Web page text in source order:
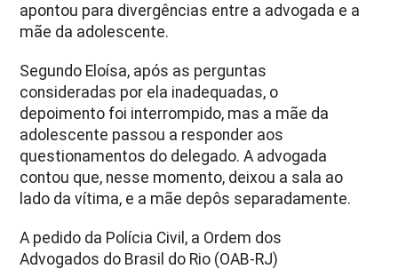
apontou para divergências entre a advogada e a
mãe da adolescente.
Segundo Eloísa, após as perguntas
consideradas por ela inadequadas, o
depoimento foi interrompido, mas a mãe da
adolescente passou a responder aos
questionamentos do delegado. A advogada
contou que, nesse momento, deixou a sala ao
lado da vítima, e a mãe depôs separadamente.
A pedido da Polícia Civil, a Ordem dos
Advogados do Brasil do Rio (OAB-RJ)